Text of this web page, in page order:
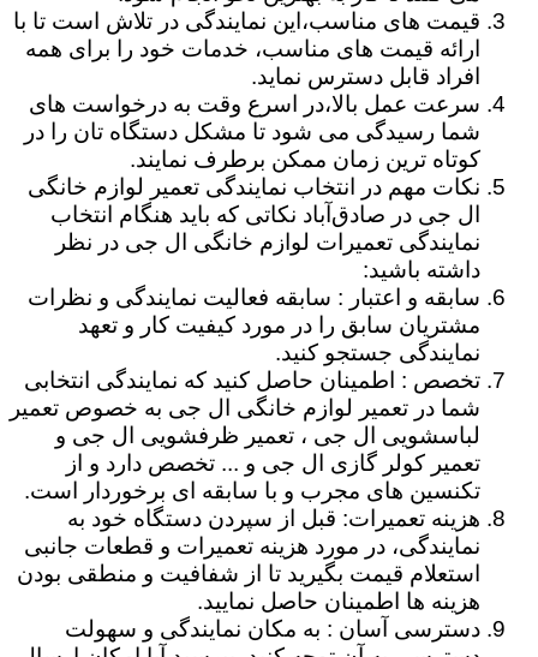
قیمت های مناسب،این نمایندگی در تلاش است تا با
ارائه قیمت های مناسب، خدمات خود را برای همه
افراد قابل دسترس نماید.
سرعت عمل بالا،در اسرع وقت به درخواست های
شما رسیدگی می شود تا مشکل دستگاه تان را در
کوتاه ترین زمان ممکن برطرف نمایند.
نکات مهم در انتخاب نمایندگی تعمیر لوازم خانگی
ال جی در صادق‌آباد نکاتی که باید هنگام انتخاب
نمایندگی تعمیرات لوازم خانگی ال جی در نظر
داشته باشید:
سابقه و اعتبار : سابقه فعالیت نمایندگی و نظرات
مشتریان سابق را در مورد کیفیت کار و تعهد
نمایندگی جستجو کنید.
تخصص : اطمینان حاصل کنید که نمایندگی انتخابی
شما در تعمیر لوازم خانگی ال جی به خصوص تعمیر
لباسشویی ال جی ، تعمیر ظرفشویی ال جی و
تعمیر کولر گازی ال جی و ... تخصص دارد و از
تکنسین های مجرب و با سابقه ای برخوردار است.
هزینه تعمیرات: قبل از سپردن دستگاه خود به
نمایندگی، در مورد هزینه تعمیرات و قطعات جانبی
استعلام قیمت بگیرید تا از شفافیت و منطقی بودن
هزینه ها اطمینان حاصل نمایید.
دسترسی آسان : به مکان نمایندگی و سهولت